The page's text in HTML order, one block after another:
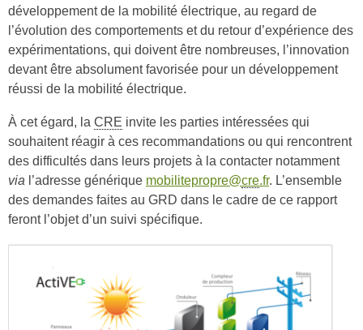
développement de la mobilité électrique, au regard de
l’évolution des comportements et du retour d’expérience des
expérimentations, qui doivent être nombreuses, l’innovation
devant être absolument favorisée pour un développement
réussi de la mobilité électrique.
À cet égard, la CRE invite les parties intéressées qui
souhaitent réagir à ces recommandations ou qui rencontrent
des difficultés dans leurs projets à la contacter notamment
via l’adresse générique mobilitepropre@cre.fr. L’ensemble
des demandes faites au GRD dans le cadre de ce rapport
feront l’objet d’un suivi spécifique.